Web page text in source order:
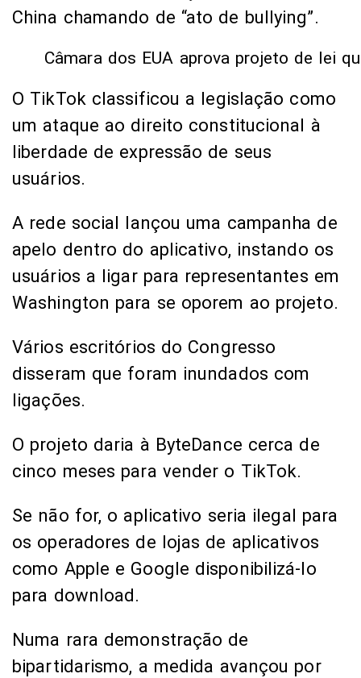
China chamando de “ato de bullying”.
Câmara dos EUA aprova projeto de lei
O TikTok classificou a legislação como
um ataque ao direito constitucional à
liberdade de expressão de seus
usuários.
A rede social lançou uma campanha de
apelo dentro do aplicativo, instando os
usuários a ligar para representantes em
Washington para se oporem ao projeto.
Vários escritórios do Congresso
disseram que foram inundados com
ligações.
O projeto daria à ByteDance cerca de
cinco meses para vender o TikTok.
Se não for, o aplicativo seria ilegal para
os operadores de lojas de aplicativos
como Apple e Google disponibilizá-lo
para download.
Numa rara demonstração de
bipartidarismo, a medida avançou por